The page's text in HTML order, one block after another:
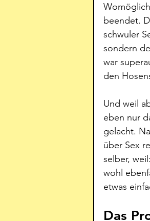
beendet.
schwuler
sondern
war
den
Und weil
eben nur
gelacht.
über Sex
selber,
wohl
etwas
Das